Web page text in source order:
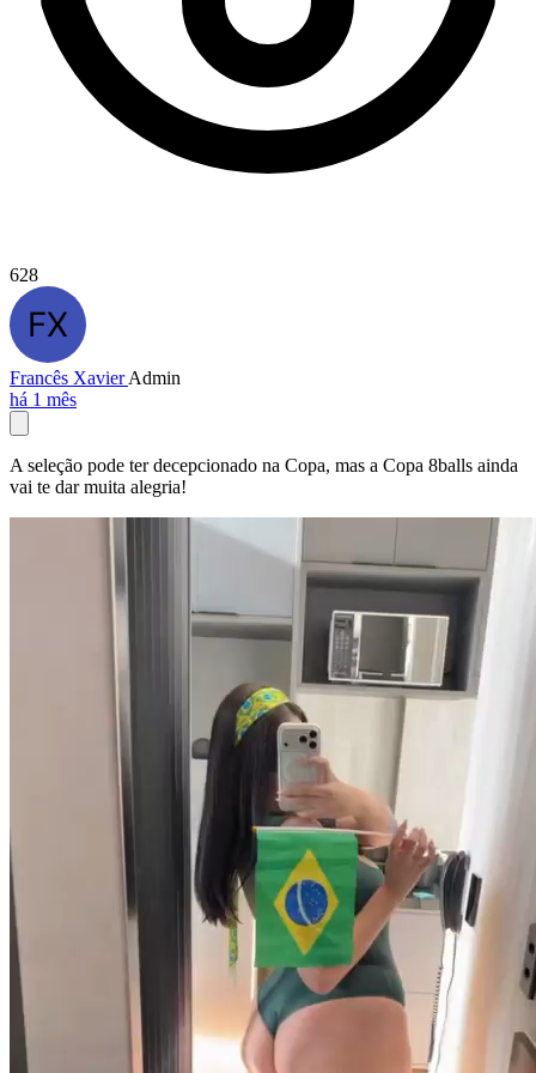
628
Francês XavierAdmin
há 1 mês
A seleção pode ter decepcionado na Copa, mas a Copa 8balls ainda
vai te dar muita alegria!